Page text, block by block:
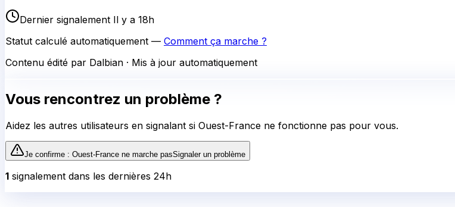
Dernier signalement Il y a 18h
Statut calculé automatiquement — Comment ça marche ?
Contenu édité par Dalbian · Mis à jour automatiquement
Vous rencontrez un problème ?
Aidez les autres utilisateurs en signalant si Ouest-France ne fonctionne pas pour vous.
Je confirme : Ouest-France ne marche pasSignaler un problème
1 signalement dans les dernières 24h